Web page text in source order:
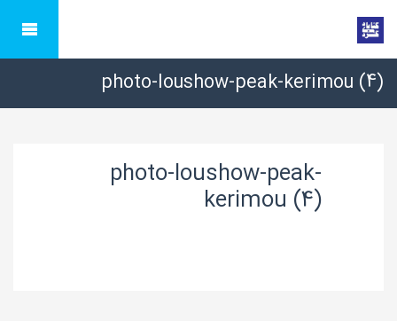
photo-loushow-peak-kerimou (4)
photo-loushow-peak-
kerimou (4)